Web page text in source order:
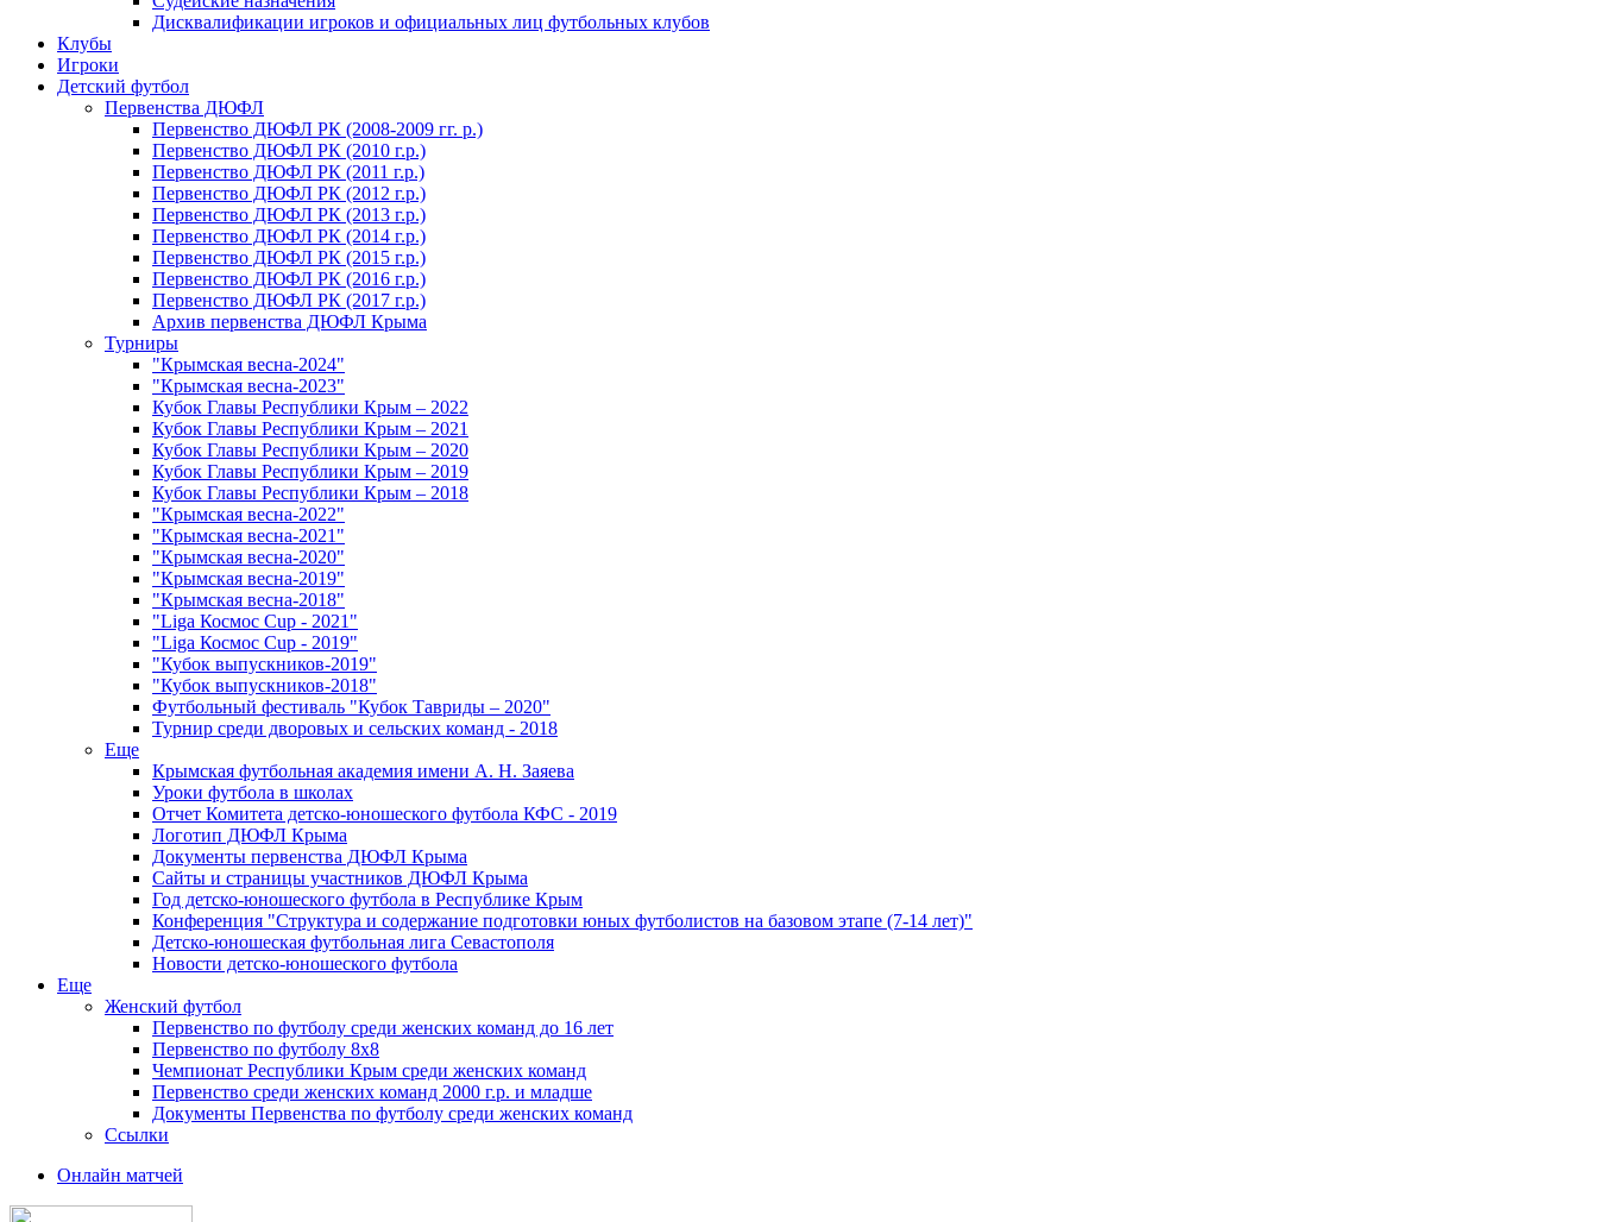
Дисквалификации игроков и официальных лиц футбольных клубов
Клубы
Игроки
Детский футбол
Первенства ДЮФЛ
Первенство ДЮФЛ РК (2008-2009 гг. р.)
Первенство ДЮФЛ РК (2010 г.р.)
Первенство ДЮФЛ РК (2011 г.р.)
Первенство ДЮФЛ РК (2012 г.р.)
Первенство ДЮФЛ РК (2013 г.р.)
Первенство ДЮФЛ РК (2014 г.р.)
Первенство ДЮФЛ РК (2015 г.р.)
Первенство ДЮФЛ РК (2016 г.р.)
Первенство ДЮФЛ РК (2017 г.р.)
Архив первенства ДЮФЛ Крыма
Турниры
"Крымская весна-2024"
"Крымская весна-2023"
Кубок Главы Республики Крым – 2022
Кубок Главы Республики Крым – 2021
Кубок Главы Республики Крым – 2020
Кубок Главы Республики Крым – 2019
Кубок Главы Республики Крым – 2018
"Крымская весна-2022"
"Крымская весна-2021"
"Крымская весна-2020"
"Крымская весна-2019"
"Крымская весна-2018"
"Liga Космос Cup - 2021"
"Liga Космос Cup - 2019"
"Кубок выпускников-2019"
"Кубок выпускников-2018"
Футбольный фестиваль "Кубок Тавриды – 2020"
Турнир среди дворовых и сельских команд - 2018
Еще
Крымская футбольная академия имени А. Н. Заяева
Уроки футбола в школах
Отчет Комитета детско-юношеского футбола КФС - 2019
Логотип ДЮФЛ Крыма
Документы первенства ДЮФЛ Крыма
Сайты и страницы участников ДЮФЛ Крыма
Год детско-юношеского футбола в Республике Крым
Конференция "Структура и содержание подготовки юных футболистов на базовом этапе (7-14 лет)"
Детско-юношеская футбольная лига Севастополя
Новости детско-юношеского футбола
Еще
Женский футбол
Первенство по футболу среди женских команд до 16 лет
Первенство по футболу 8х8
Чемпионат Республики Крым среди женских команд
Первенство среди женских команд 2000 г.р. и младше
Документы Первенства по футболу среди женских команд
Ссылки
Онлайн матчей